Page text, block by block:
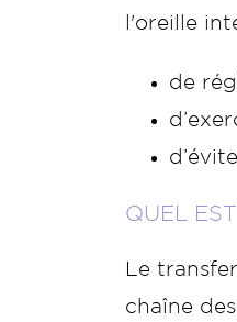
l'oreille
de
QUEL
Le
chaîne